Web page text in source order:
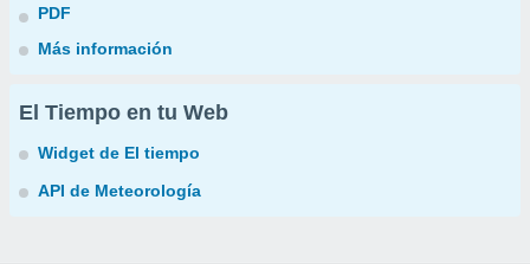
PDF
Más información
El Tiempo en tu Web
Widget de El tiempo
API de Meteorología